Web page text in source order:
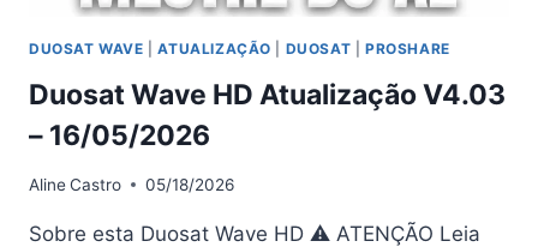
DUOSAT WAVE |ATUALIZAÇÃO DUOSAT |PROSHARE
Duosat Wave HD Atualização V4.03
– 16/05/2026
AlineCastro 05/18/2026
Sobre esta Duosat Wave HD ⚠ ATENÇÃO Leia